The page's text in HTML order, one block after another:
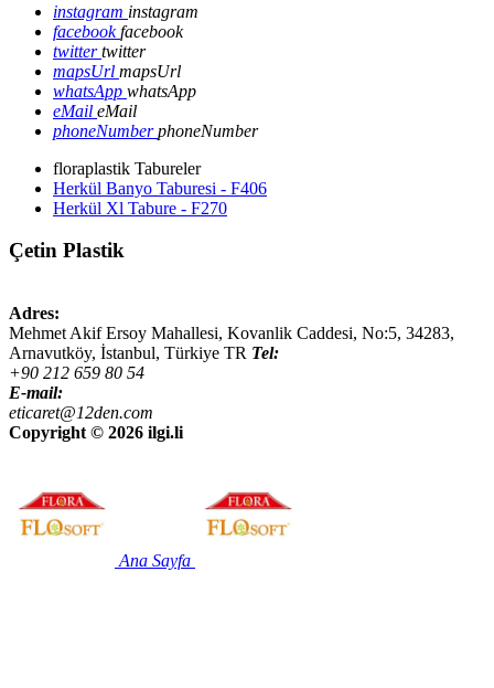
instagram instagram
facebookfacebook
twittertwitter
mapsUrl mapsUrl
whatsApp whatsApp
eMail eMail
phoneNumberphoneNumber
floraplastik Tabureler
Herkül Banyo Taburesi - F406
Herkül Xl Tabure - F270
Çetin Plastik
Adres:
Mehmet Akif Ersoy Mahallesi, Kovanlik Caddesi, No:5, 34283,
Arnavutköy, İstanbul, Türkiye TR Tel:
+90 212 659 80 54
E-mail:
eticaret@12den.com
Copyright © 2026 ilgi.li
Ana Sayfa